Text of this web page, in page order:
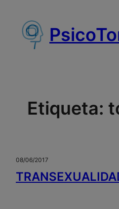
contenido
Etiqueta:
08/06/2017